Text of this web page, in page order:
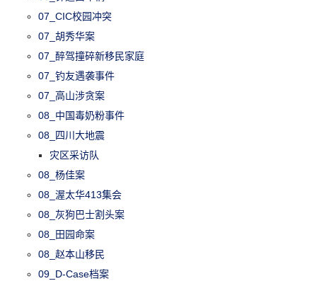
07_CIC校园冲突
07_胡秀华案
07_醉驾撞碎新移民家庭
07_钓友遇袭事件
07_高山涉贪案
08_中国毒奶粉事件
08_四川大地震
灾区采访队
08_杨佳案
08_渥太华413集会
08_灰狗巴士割头案
08_田园命案
08_赵本山移民
09_D-Case档案